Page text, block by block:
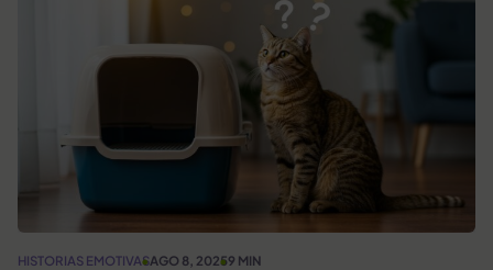
HISTORIAS EMOTIVASAGO 8, 20259 MIN